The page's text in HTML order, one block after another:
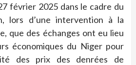
février 2025 dans le cadre du
lors d’une intervention à la
que des échanges ont eu lieu
économiques du Niger pour
des prix des denrées de